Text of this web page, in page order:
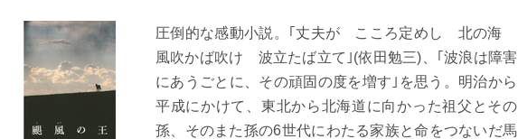
圧倒的な感動小説。｢丈夫が こころ定めし 北の海
風吹かば吹け 波立たば立て｣(依田勉三)、｢波浪は障害
にあうごとに、その頑固の度を増す｣を思う。明治から
平成にかけて、東北から北海道に向かった祖父とその
孫、そのまた孫の6世代にわたる家族と命をつないだ馬